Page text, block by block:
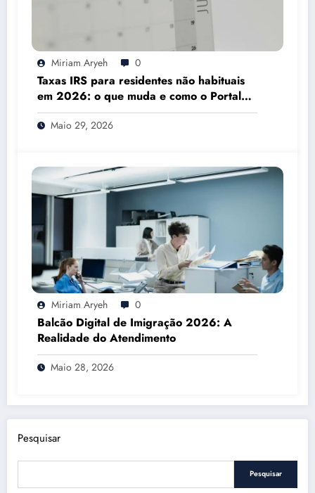
Miriam Aryeh 0
Taxas IRS para residentes não habituais
em 2026: o que muda e como o Portal
das Finanças pode ajudar
Maio 29, 2026
Miriam Aryeh 0
Balcão Digital de Imigração 2026: A
Realidade do Atendimento
Maio 28, 2026
Pesquisar
Pesquisar